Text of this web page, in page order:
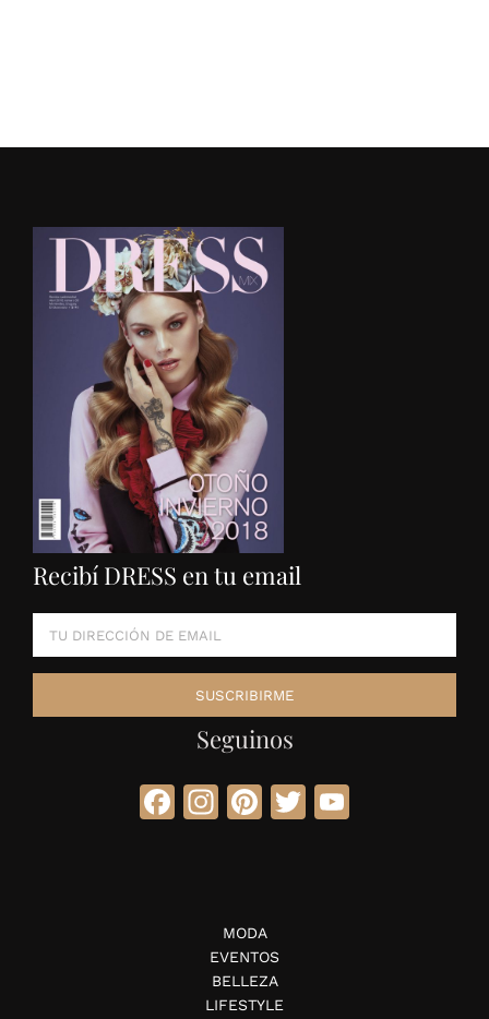
Recibí DRESS en tu email
Seguinos
Facebook
Instagram
Pinterest
Twitter
MODA
EVENTOS
BELLEZA
LIFESTYLE